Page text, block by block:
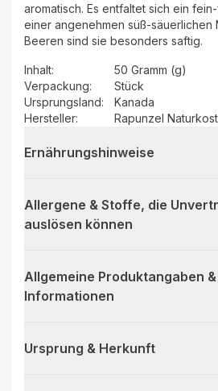
aromatisch. Es entfaltet sich ein
einer angenehmen süß-säuerlichen
Beeren sind sie besonders saftig.
Inhalt:
50 Gramm (g)
Verpackung:
Stück
Ursprungsland:
Kanada
Hersteller: Rapunzel
Ernährungshinweise
Allergene & Stoffe, die
auslösen können
Allgemeine Produktangaben
Informationen
Ursprung & Herkunft